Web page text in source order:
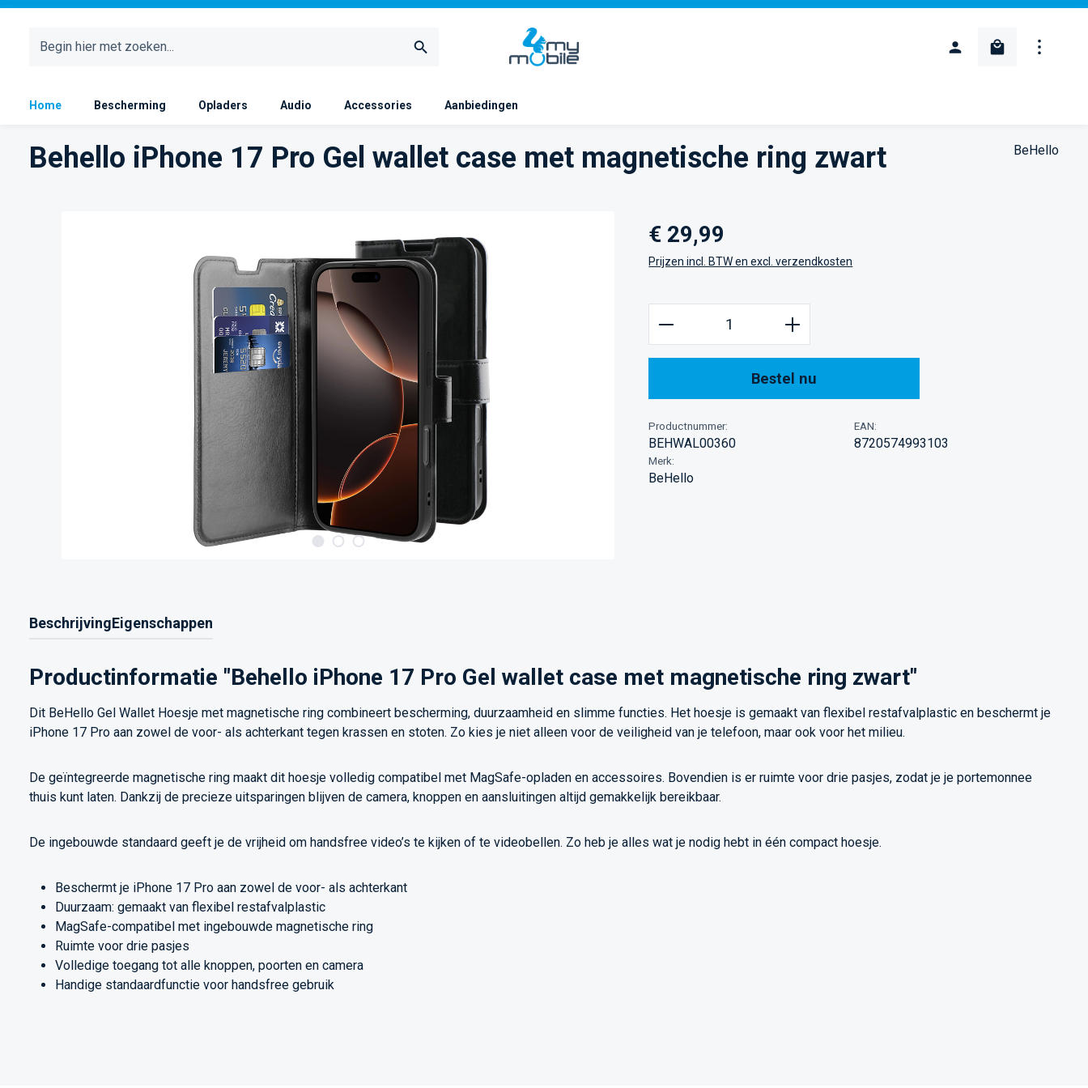
Home Bescherming Opladers Audio Accessories Aanbiedingen
Behello iPhone 17 Pro Gel wallet case met magnetische ring zwart BeHello
Normale prijs:
€ 29,99
Prijzen incl. BTW en excl. verzendkosten
Producthoeveelheid: Voer de gewenste
Bestel nu
Productnummer:
BEHWAL00360
EAN:
8720574993103
Merk:
BeHello
BeschrijvingEigenschappen
Productinformatie "Behello iPhone 17 Pro Gel wallet case met magnetische ring zwart"
Dit BeHello Gel Wallet Hoesje met magnetische ring combineert bescherming, duurzaamheid en slimme functies. Het hoesje is gemaakt van flexibel restafvalplastic en beschermt je
iPhone 17 Pro aan zowel de voor- als achterkant tegen krassen en stoten. Zo kies je niet alleen voor de veiligheid van je telefoon, maar ook voor het milieu.
De geïntegreerde magnetische ring maakt dit hoesje volledig compatibel met MagSafe-opladen en accessoires. Bovendien is er ruimte voor drie pasjes, zodat je je portemonnee
thuis kunt laten. Dankzij de precieze uitsparingen blijven de camera, knoppen en aansluitingen altijd gemakkelijk bereikbaar.
De ingebouwde standaard geeft je de vrijheid om handsfree video’s te kijken of te videobellen. Zo heb je alles wat je nodig hebt in één compact hoesje.
Beschermt je iPhone 17 Pro aan zowel de voor- als achterkant
Duurzaam: gemaakt van flexibel restafvalplastic
MagSafe-compatibel met ingebouwde magnetische ring
Ruimte voor drie pasjes
Volledige toegang tot alle knoppen, poorten en camera
Handige standaardfunctie voor handsfree gebruik